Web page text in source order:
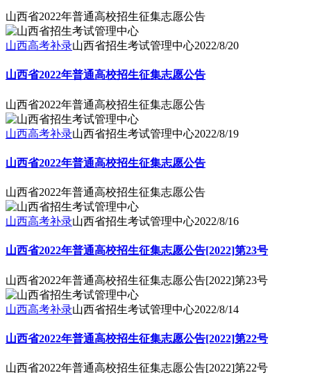
山西省2022年普通高校招生征集志愿公告
山西高考补录山西省招生考试管理中心2022/8/20
山西省2022年普通高校招生征集志愿公告
山西省2022年普通高校招生征集志愿公告
山西高考补录山西省招生考试管理中心2022/8/19
山西省2022年普通高校招生征集志愿公告
山西省2022年普通高校招生征集志愿公告
山西高考补录山西省招生考试管理中心2022/8/16
山西省2022年普通高校招生征集志愿公告[2022]第23号
山西省2022年普通高校招生征集志愿公告[2022]第23号
山西高考补录山西省招生考试管理中心2022/8/14
山西省2022年普通高校招生征集志愿公告[2022]第22号
山西省2022年普通高校招生征集志愿公告[2022]第22号